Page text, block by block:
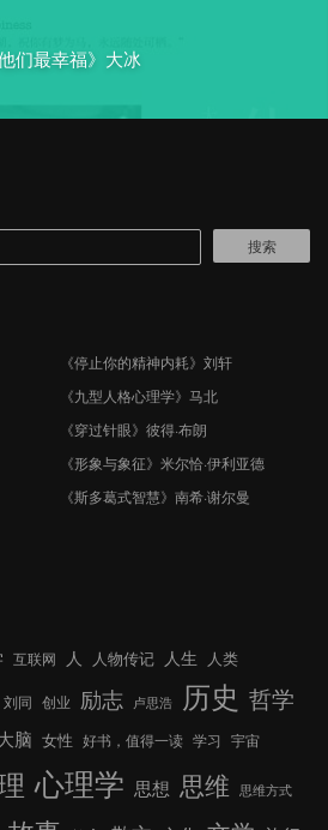
他们最幸福》大冰
搜索
《停止你的精神内耗》刘轩
《九型人格心理学》马北
《穿过针眼》彼得·布朗
《形象与象征》米尔恰·伊利亚德
《斯多葛式智慧》南希·谢尔曼
互联网 人 人物传记 人生 人类
刘同 创业 励志 卢思浩 历史 哲学
脑 女性 好书，值得一读 学习 宇宙
心理学 思想 思维 思维方式